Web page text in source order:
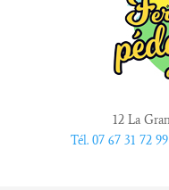
12 La
Tél. 07 67 31 72 99